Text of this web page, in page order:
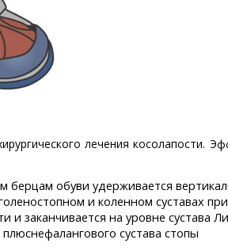
лечения косолапости.
берцам обуви удерживается
и коленном суставах
заканчивается на уровне сустава
сустава стопы